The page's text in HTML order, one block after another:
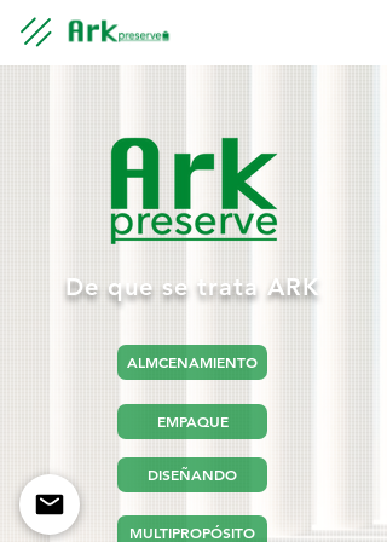
De que se trata ARK
ALMCENAMIENTO
EMPAQUE
DISEÑANDO
MULTIPROPÓSITO